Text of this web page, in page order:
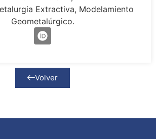
Extractiva, Modelamiento
Geometalúrgico.
Volver